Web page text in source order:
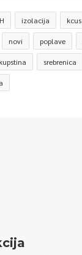
izolacija kcus
novi poplave
srebrenica